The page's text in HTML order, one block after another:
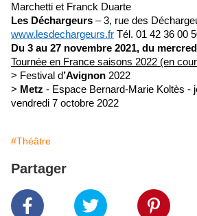
Marchetti et Franck Duarte
Les Déchargeurs – 3, rue des
www.lesdechargeurs.fr Tél. 01 42 36 00
Du 3 au 27 novembre 2021, du
Tournée en France saisons 2022 (en
> Festival d’Avignon 2022
> Metz - Espace Bernard-Marie Koltès -
vendredi 7 octobre 2022
#Théâtre
Partager